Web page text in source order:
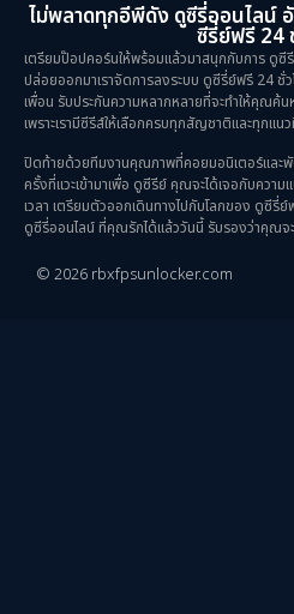
ไม่พลาดทุกอีพีดัง ดูซีรี่ออนไลน์ อั
ซีรี่ย์ฟรี 24
เตรียมป๊อปคอร์นให้พร้อมแล้วมาสนุกกับการ ดู
ปล่อยออกมาเราจัดการลงระบบ ดูซีรี่ย์ฟรี 24 ชั่
เพื่อน รับประกันความหลากหลายที่จะทำให้คุณค้น
เพราะเรามีซีรีส์ให้เลือกครบทุกสัญชาติและทุกแ
ปิดท้ายด้วยทีมงานคุณภาพที่คอยมอนิเตอร์และพั
ครั้งที่แวะเข้ามาเพื่อ ดูซีรีย์ คุณจะได้เจอกับควา
เวลา เตรียมตัวออกเดินทางไปกับโลกของ ดูซีรี่
ดูซีรี่ออนไลน์ ที่คุณรักได้แล้ววันนี้ รับรองว่าคุณจ
© 2026 rbxfpsunlocker.com